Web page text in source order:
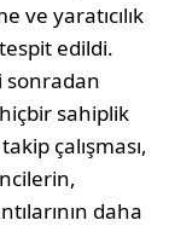
ve yaratıcılık
edildi.
sonradan
sahiplik
çalışması,
daha